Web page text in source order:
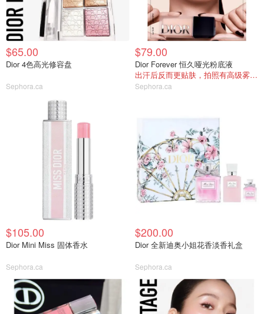
$65.00
Dior 4色高光修容盘
Sephora.ca
$79.00
Dior Forever 恒久哑光粉底液
出汗后反而更贴肤，拍照有高级雾面感
Sephora.ca
$105.00
Dior Mini Miss 固体香水
Sephora.ca
$200.00
Dior 全新迪奥小姐花香淡香礼盒
Sephora.ca